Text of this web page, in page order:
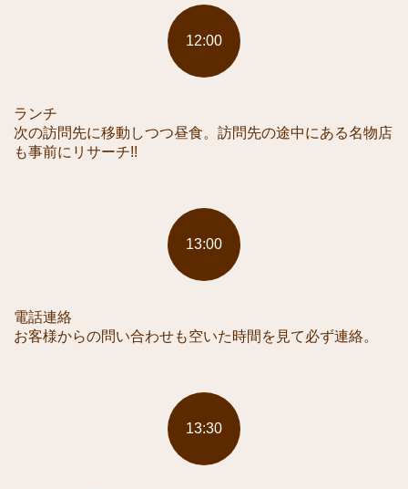
12:00
ランチ
次の訪問先に移動しつつ昼食。訪問先の途中にある名物店
も事前にリサーチ!!
13:00
電話連絡
お客様からの問い合わせも空いた時間を見て必ず連絡。
13:30